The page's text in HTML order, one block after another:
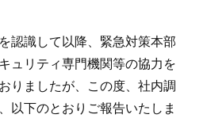
認識して以降、緊急対策本部
ュリティ専門機関等の協力を
りましたが、この度、社内調
以下のとおりご報告いたしま